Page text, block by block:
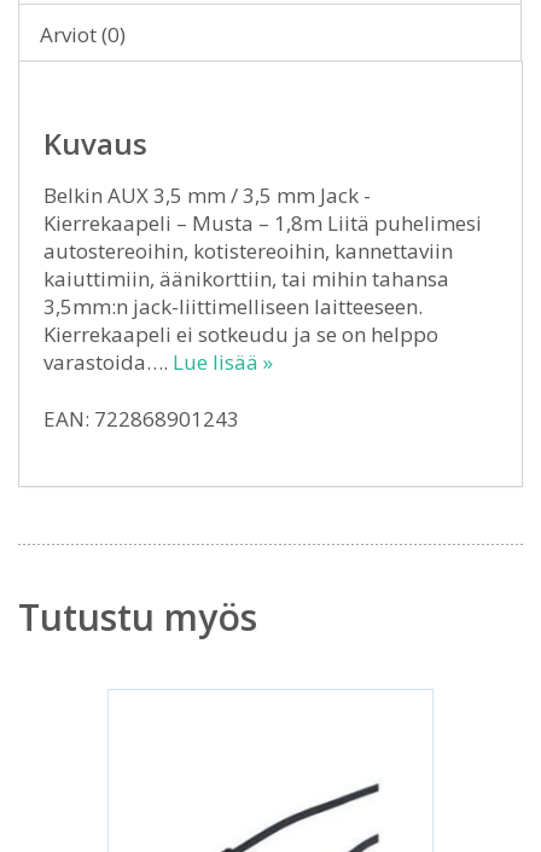
Arviot (0)
Kuvaus
Belkin AUX 3,5 mm / 3,5 mm Jack -
Kierrekaapeli – Musta – 1,8m Liitä puhelimesi
autostereoihin, kotistereoihin, kannettaviin
kaiuttimiin, äänikorttiin, tai mihin tahansa
3,5mm:n jack-liittimelliseen laitteeseen.
Kierrekaapeli ei sotkeudu ja se on helppo
varastoida…. Lue lisää »
EAN: 722868901243
Tutustu myös